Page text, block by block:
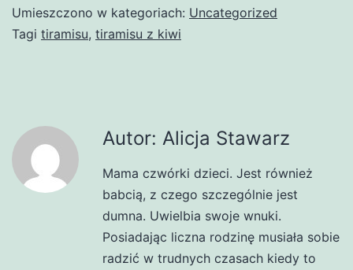
Umieszczono w kategoriach: Uncategorized
Tagi tiramisu, tiramisu z kiwi
Autor: Alicja Stawarz
Mama czwórki dzieci. Jest również
babcią, z czego szczególnie jest
dumna. Uwielbia swoje wnuki.
Posiadając liczna rodzinę musiała sobie
radzić w trudnych czasach kiedy to